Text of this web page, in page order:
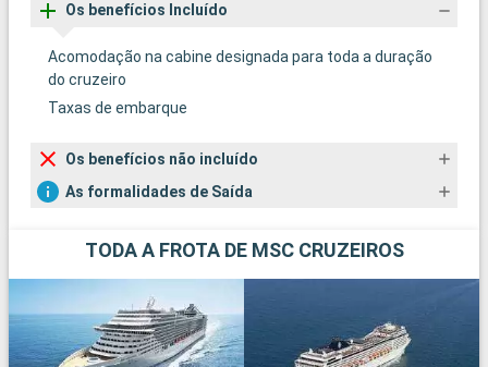
Os benefícios Incluído
Acomodação na cabine designada para toda a duração
do cruzeiro
Taxas de embarque
Os benefícios não incluído
As formalidades de Saída
TODA A FROTA DE MSC CRUZEIROS